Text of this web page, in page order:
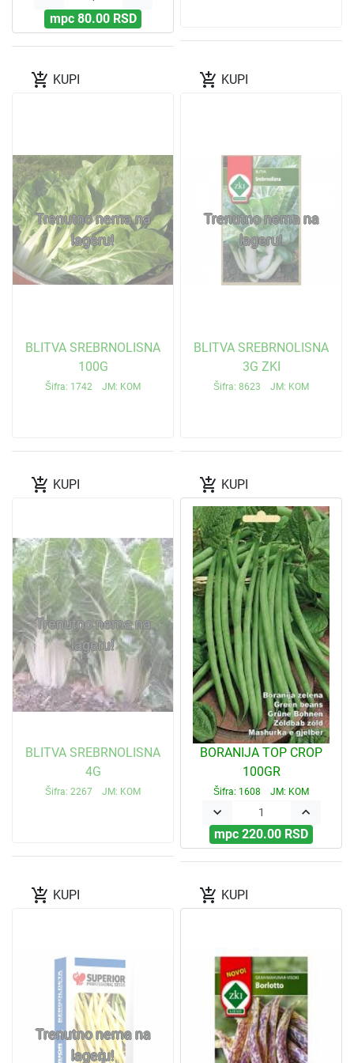
mpc 80.00 RSD
add_shopping_cart KUPI
Trenutno nema na
lageru!
BLITVA SREBRNOLISNA
100G
Šifra: 1742 JM: KOM
add_shopping_cart KUPI
Trenutno nema na
lageru!
BLITVA SREBRNOLISNA
3G ZKI
Šifra: 8623 JM: KOM
add_shopping_cart KUPI
Trenutno nema na
lageru!
BLITVA SREBRNOLISNA
4G
Šifra: 2267 JM: KOM
add_shopping_cart KUPI
BORANIJA TOP CROP
100GR
Šifra: 1608 JM: KOM
keyboard_arrow_down keyboard_arrow_up
mpc 220.00 RSD
add_shopping_cart KUPI
Trenutno nema na
lageru!
add_shopping_cart KUPI